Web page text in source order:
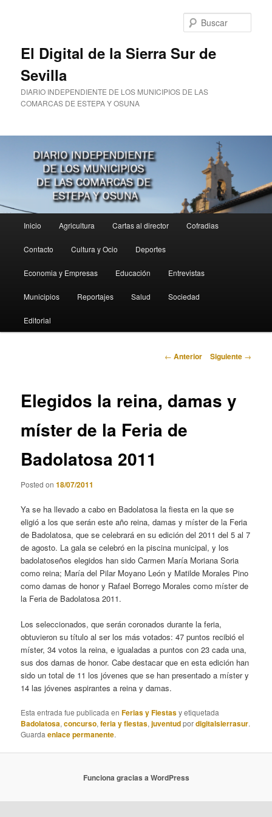
El Digital de la Sierra Sur de
Sevilla
DIARIO INDEPENDIENTE DE LOS MUNICIPIOS DE LAS
COMARCAS DE ESTEPA Y OSUNA
principal
Inicio Agricultura Cartas al director Cofradias
Contacto Cultura y Ocio Deportes
Economia y Empresas Educación Entrevistas
Municipios Reportajes Salud Sociedad
Editorial
Navegación
← Anterior Siguiente →
Elegidos la reina, damas y
míster de la Feria de
Badolatosa 2011
Posted on18/07/2011
Ya se ha llevado a cabo en Badolatosa la fiesta en la que se
eligió a los que serán este año reina, damas y míster de la Feria
de Badolatosa, que se celebrará en su edición del 2011 del 5 al 7
de agosto. La gala se celebró en la piscina municipal, y los
badolatoseños elegidos han sido Carmen María Moriana Soria
como reina; María del Pilar Moyano León y Matilde Morales Pino
como damas de honor y Rafael Borrego Morales como míster de
la Feria de Badolatosa 2011.
Los seleccionados, que serán coronados durante la feria,
obtuvieron su título al ser los más votados: 47 puntos recibió el
míster, 34 votos la reina, e igualadas a puntos con 23 cada una,
sus dos damas de honor. Cabe destacar que en esta edición han
sido un total de 11 los jóvenes que se han presentado a míster y
14 las jóvenes aspirantes a reina y damas.
Esta entrada fue publicada enFerias y Fiestasy etiquetada
Badolatosa,concurso,feria y fiestas,juventudpordigitalsierrasur.
Guardaenlace permanente.
Funciona gracias a WordPress